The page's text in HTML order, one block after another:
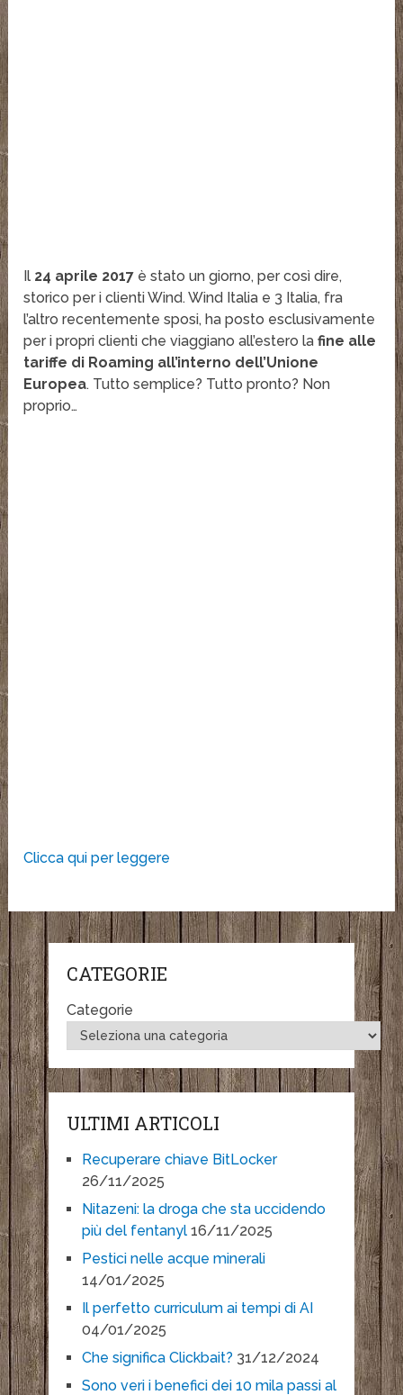
Il 24 aprile 2017 è stato un giorno, per così dire,
storico per i clienti Wind. Wind Italia e 3 Italia, fra
l’altro recentemente sposi, ha posto esclusivamente
per i propri clienti che viaggiano all’estero la fine alle
tariffe di Roaming all’interno dell’Unione
Europea. Tutto semplice? Tutto pronto? Non
proprio…
Clicca qui per leggere
CATEGORIE
Categorie
ULTIMI ARTICOLI
Recuperare chiave BitLocker
26/11/2025
Nitazeni: la droga che sta uccidendo
più del fentanyl 16/11/2025
Pestici nelle acque minerali
14/01/2025
Il perfetto curriculum ai tempi di AI
04/01/2025
Che significa Clickbait? 31/12/2024
Sono veri i benefici dei 10 mila passi al